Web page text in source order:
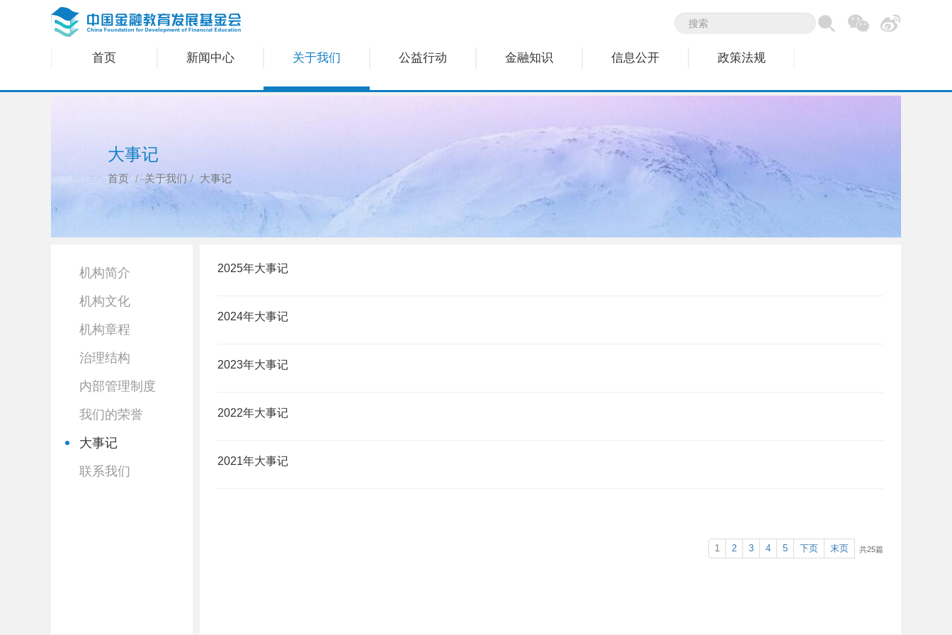
首页 新闻中心 关于我们 公益行动 金融知识 信息公开 政策法规
大事记
首页 关于我们 大事记
机构简介
机构文化
机构章程
治理结构
内部管理制度
我们的荣誉
大事记
联系我们
2025年大事记
2024年大事记
2023年大事记
2022年大事记
2021年大事记
1 2 3 4 5 下页 末页 共25篇